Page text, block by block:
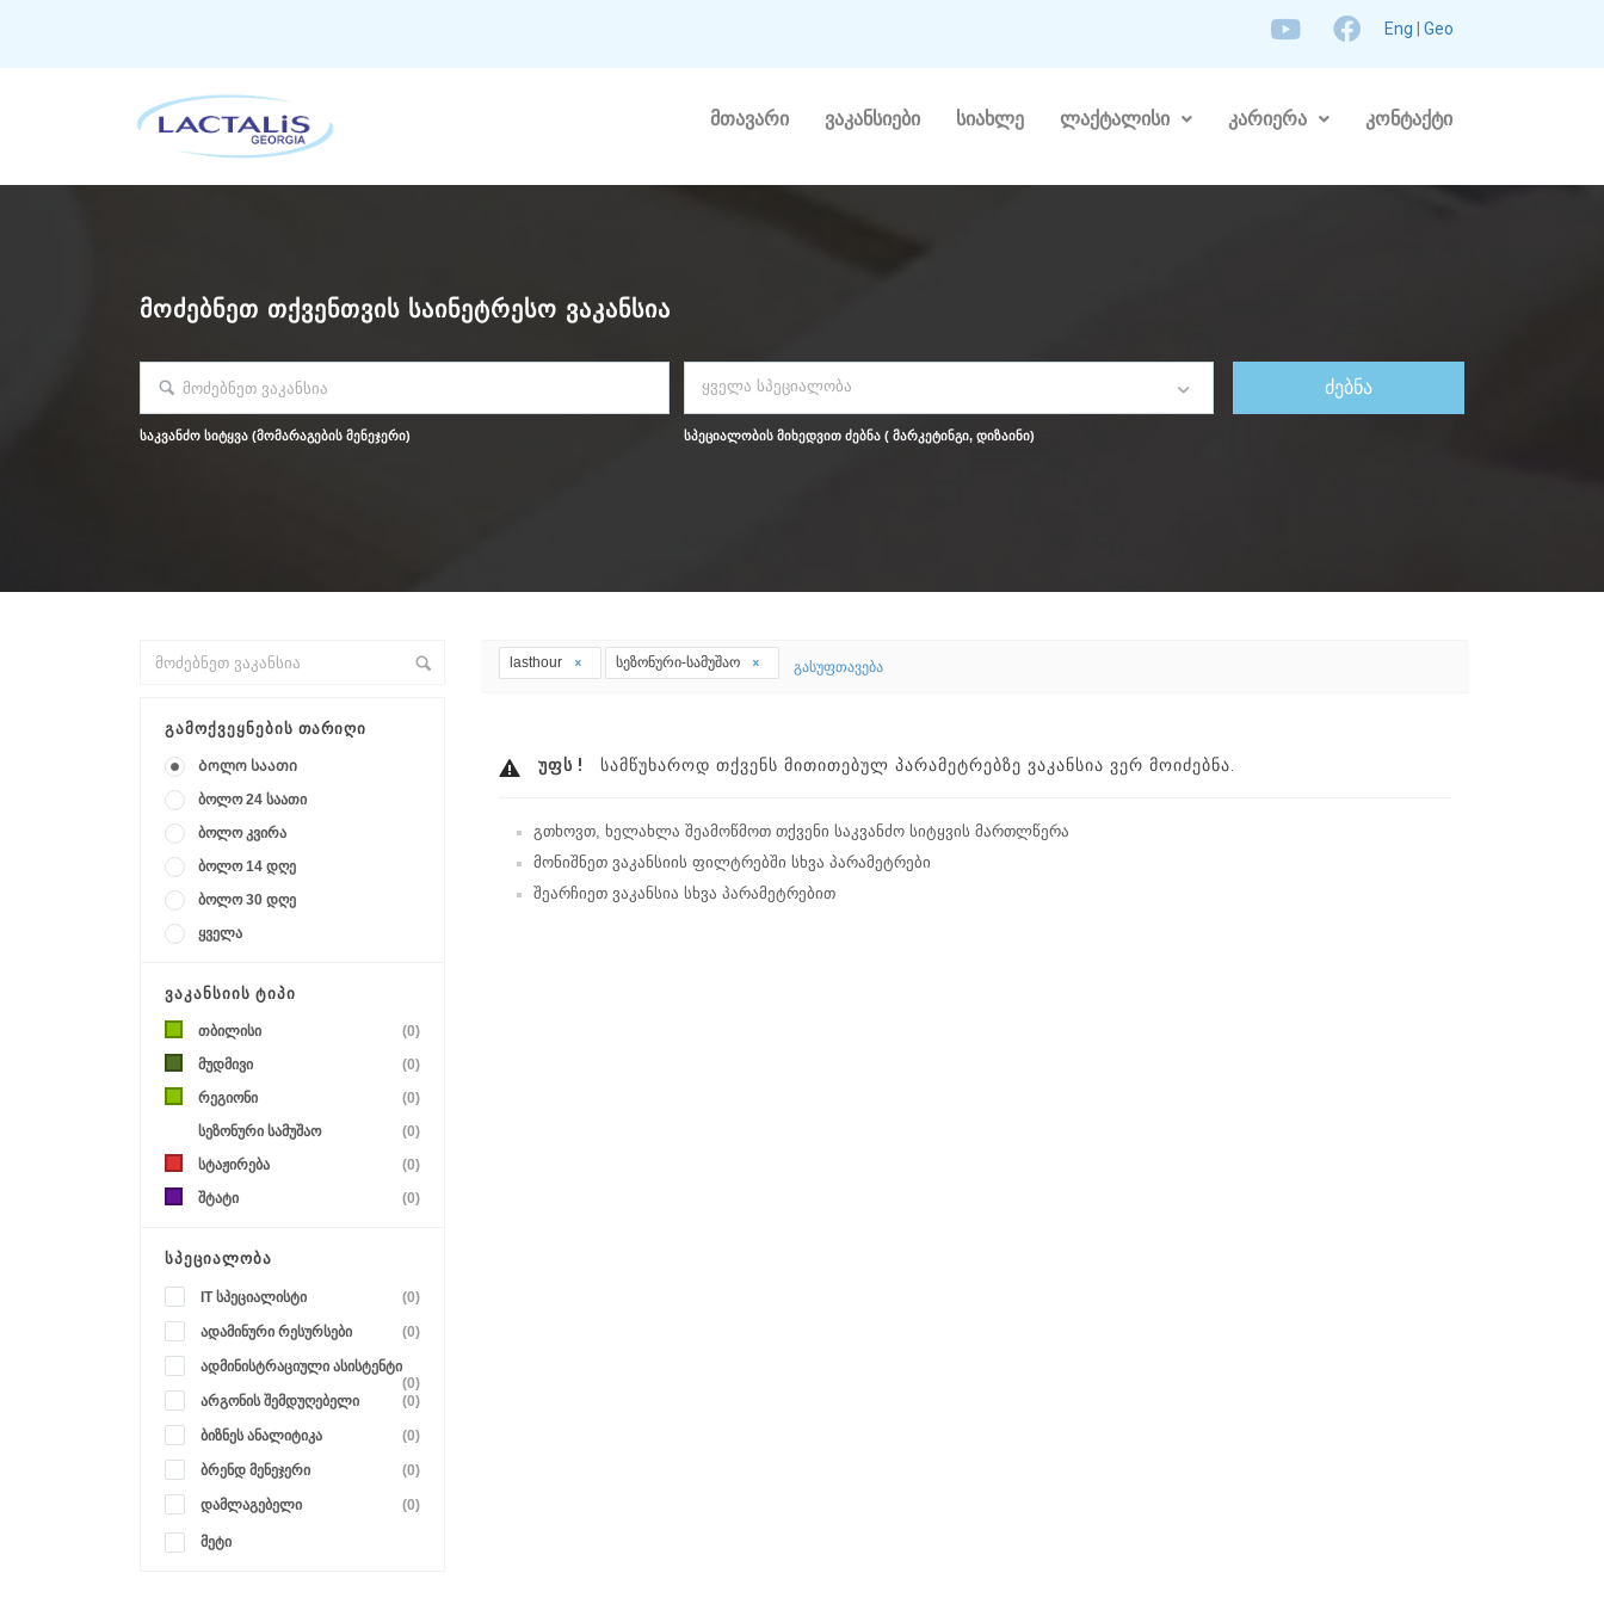
Eng Geo
მთავარი ვაკანსიები სიახლე ლაქტალისი კარიერა კონტაქტი
ᲛᲝᲫᲔᲑᲜᲔᲗ ᲗᲥᲕᲔᲜᲗᲕᲘᲡ ᲡᲐᲘᲜᲔᲢᲠᲔᲡᲝ ᲕᲐᲙᲐᲜᲡᲘᲐ
საკვანძო სიტყვა (მომარაგების მენეჯერი)
ყველა სპეციალობა
სპეციალობის მიხედვით ძებნა ( მარკეტინგი, დიზაინი)
ᲒᲐᲛᲝᲥᲕᲔᲧᲜᲔᲑᲘᲡ ᲗᲐᲠᲘᲦᲘ
Ბოლო საათი
ბოლო 24 საათი
ბოლო კვირა
ბოლო 14 დღე
ბოლო 30 დღე
ყველა
ᲕᲐᲙᲐᲜᲡᲘᲘᲡ ᲢᲘᲞᲘ
თბილისი
(0)
მუდმივი
(0)
რეგიონი
(0)
სეზონური სამუშაო
(0)
სტაჟირება
(0)
შტატი
(0)
ᲡᲞᲔᲪᲘᲐᲚᲝᲑᲐ
IT სპეციალისტი (0)
ადამინური რესურსები (0)
ადმინისტრაციული ასისტენტი
(0)
არგონის შემდუღებელი
(0)
ბიზნეს ანალიტიკა (0)
ბრენდ მენეჯერი (0)
დამლაგებელი (0)
მეტი
lasthour სეზონური-სამუშაო გასუფთავება
ᲣᲤᲡ ! ᲡᲐᲛᲬᲣᲮᲐᲠᲝᲓ ᲗᲥᲕᲔᲜᲡ ᲛᲘᲗᲘᲗᲔᲑᲣᲚ ᲞᲐᲠᲐᲛᲔᲢᲠᲔᲑᲖᲔ ᲕᲐᲙᲐᲜᲡᲘᲐ ᲕᲔᲠ ᲛᲝᲘᲫᲔᲑᲜᲐ.
გთხოვთ, ხელახლა შეამოწმოთ თქვენი საკვანძო სიტყვის მართლწერა
მონიშნეთ ვაკანსიის ფილტრებში სხვა პარამეტრები
შეარჩიეთ ვაკანსია სხვა პარამეტრებით